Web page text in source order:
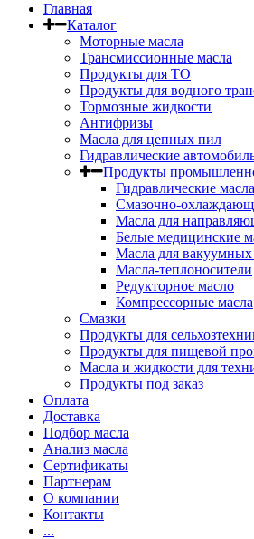
Главная
Каталог
Моторные масла
Трансмиссионные масла
Продукты для ТО
Продукты для водного
Тормозные жидкости
Антифризы
Масла для цепных пил
Гидравлические
Продукты
Гидравлические масла
Cмазочно-
Масла для
Белые медицинские
Масла для вакуумных
Масла-теплоносители
Редукторное масло
Компрессорные масла
Смазки
Продукты для
Продукты для пищевой
Масла и жидкости для
Продукты под заказ
Оплата
Доставка
Подбор масла
Анализ масла
Сертификаты
Партнерам
О компании
Контакты
...